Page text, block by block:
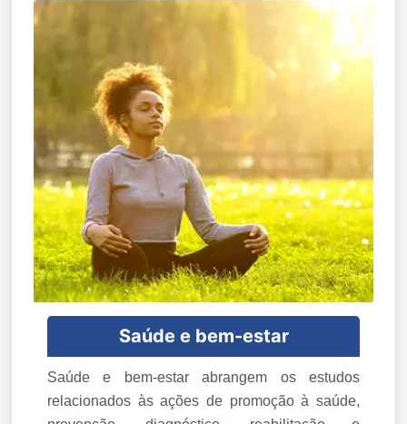
Saúde e bem-estar
Saúde e bem-estar abrangem os estudos
relacionados às ações de promoção à saúde,